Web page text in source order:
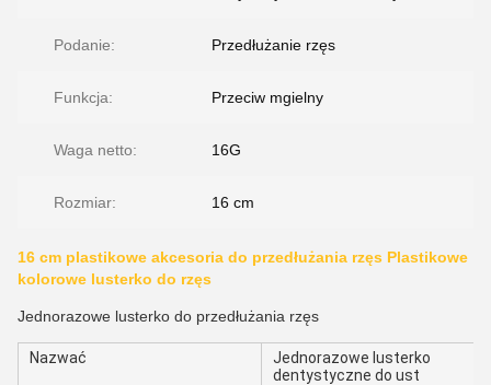
Podanie: Przedłużanie rzęs
Funkcja: Przeciw mgielny
Waga netto: 16G
Rozmiar: 16 cm
16 cm plastikowe akcesoria do przedłużania rzęs Plastikowe
kolorowe lusterko do rzęs
Jednorazowe lusterko do przedłużania rzęs
Nazwać
Jednorazowe lusterko
dentystyczne do ust